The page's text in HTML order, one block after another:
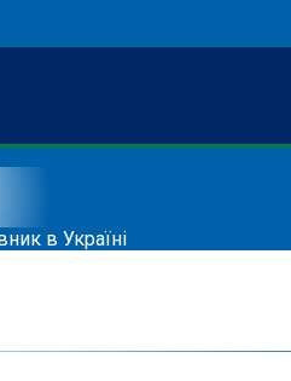
в Україні